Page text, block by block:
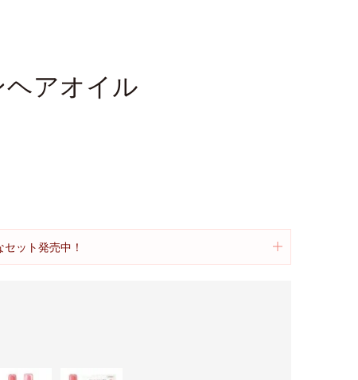
アオイル
セット発売中！